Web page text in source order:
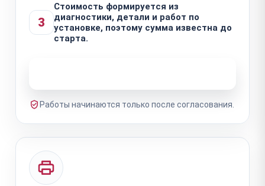
3
Стоимость формируется из
диагностики, детали и работ по
установке, поэтому сумма известна до
старта.
Работы начинаются только после согласования.